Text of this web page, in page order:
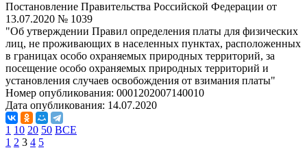
Постановление Правительства Российской Федерации от
13.07.2020 № 1039
"Об утверждении Правил определения платы для физических
лиц, не проживающих в населенных пунктах, расположенных
в границах особо охраняемых природных территорий, за
посещение особо охраняемых природных территорий и
установления случаев освобождения от взимания платы"
Номер опубликования: 0001202007140010
Дата опубликования: 14.07.2020
1 10 20 50 ВСЕ
1 2 3 4 5